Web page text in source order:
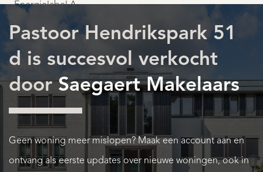
- Energielabel A
- VVE bijdrage € 407,00 per maand
MINDER LEZEN
Pastoor Hendrikspark 51
d is succesvol verkocht
doorSaegaert Makelaars
Geen woning meer mislopen? Maak een account aan en
ontvang als eerste updates over nieuwe woningen, ook in